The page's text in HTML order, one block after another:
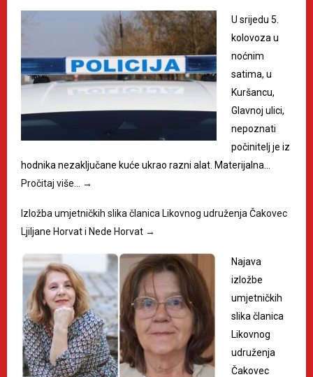
U srijedu 5.
kolovoza u
noćnim
satima, u
Kuršancu,
Glavnoj ulici,
nepoznati
počinitelj je iz
hodnika nezaključane kuće ukrao razni alat. Materijalna…
Pročitaj više…
→
Izložba umjetničkih slika članica Likovnog udruženja Čakovec
Ljiljane Horvat i Nede Horvat →
Najava
izložbe
umjetničkih
slika članica
Likovnog
udruženja
Čakovec